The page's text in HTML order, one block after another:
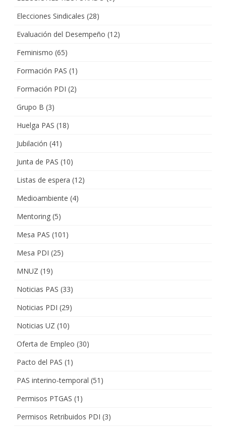
Elecciones Sindicales (28)
Evaluación del Desempeño (12)
Feminismo (65)
Formación PAS (1)
Formación PDI (2)
Grupo B (3)
Huelga PAS (18)
Jubilación (41)
Junta de PAS (10)
Listas de espera (12)
Medioambiente (4)
Mentoring (5)
Mesa PAS (101)
Mesa PDI (25)
MNUZ (19)
Noticias PAS (33)
Noticias PDI (29)
Noticias UZ (10)
Oferta de Empleo (30)
Pacto del PAS (1)
PAS interino-temporal (51)
Permisos PTGAS (1)
Permisos Retribuidos PDI (3)